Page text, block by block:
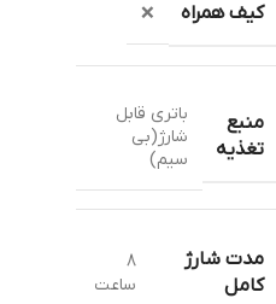
کیف همراه ❌
منبع
تغذیه
باتری قابل
شارژ(بی
سیم)
مدت شارژ
کامل
8
ساعت